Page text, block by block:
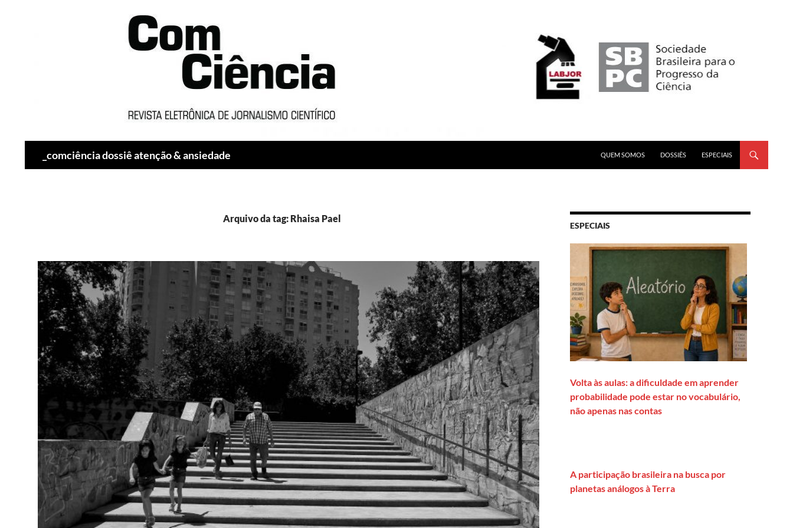
_comciência dossiê atenção & ansiedade
QUEM SOMOS
DOSSIÊS ESPECIAIS
Arquivo da tag: Rhaisa Pael
ESPECIAIS
Volta às aulas: a dificuldade em aprender
probabilidade pode estar no vocabulário,
não apenas nas contas
A participação brasileira na busca por
planetas análogos à Terra